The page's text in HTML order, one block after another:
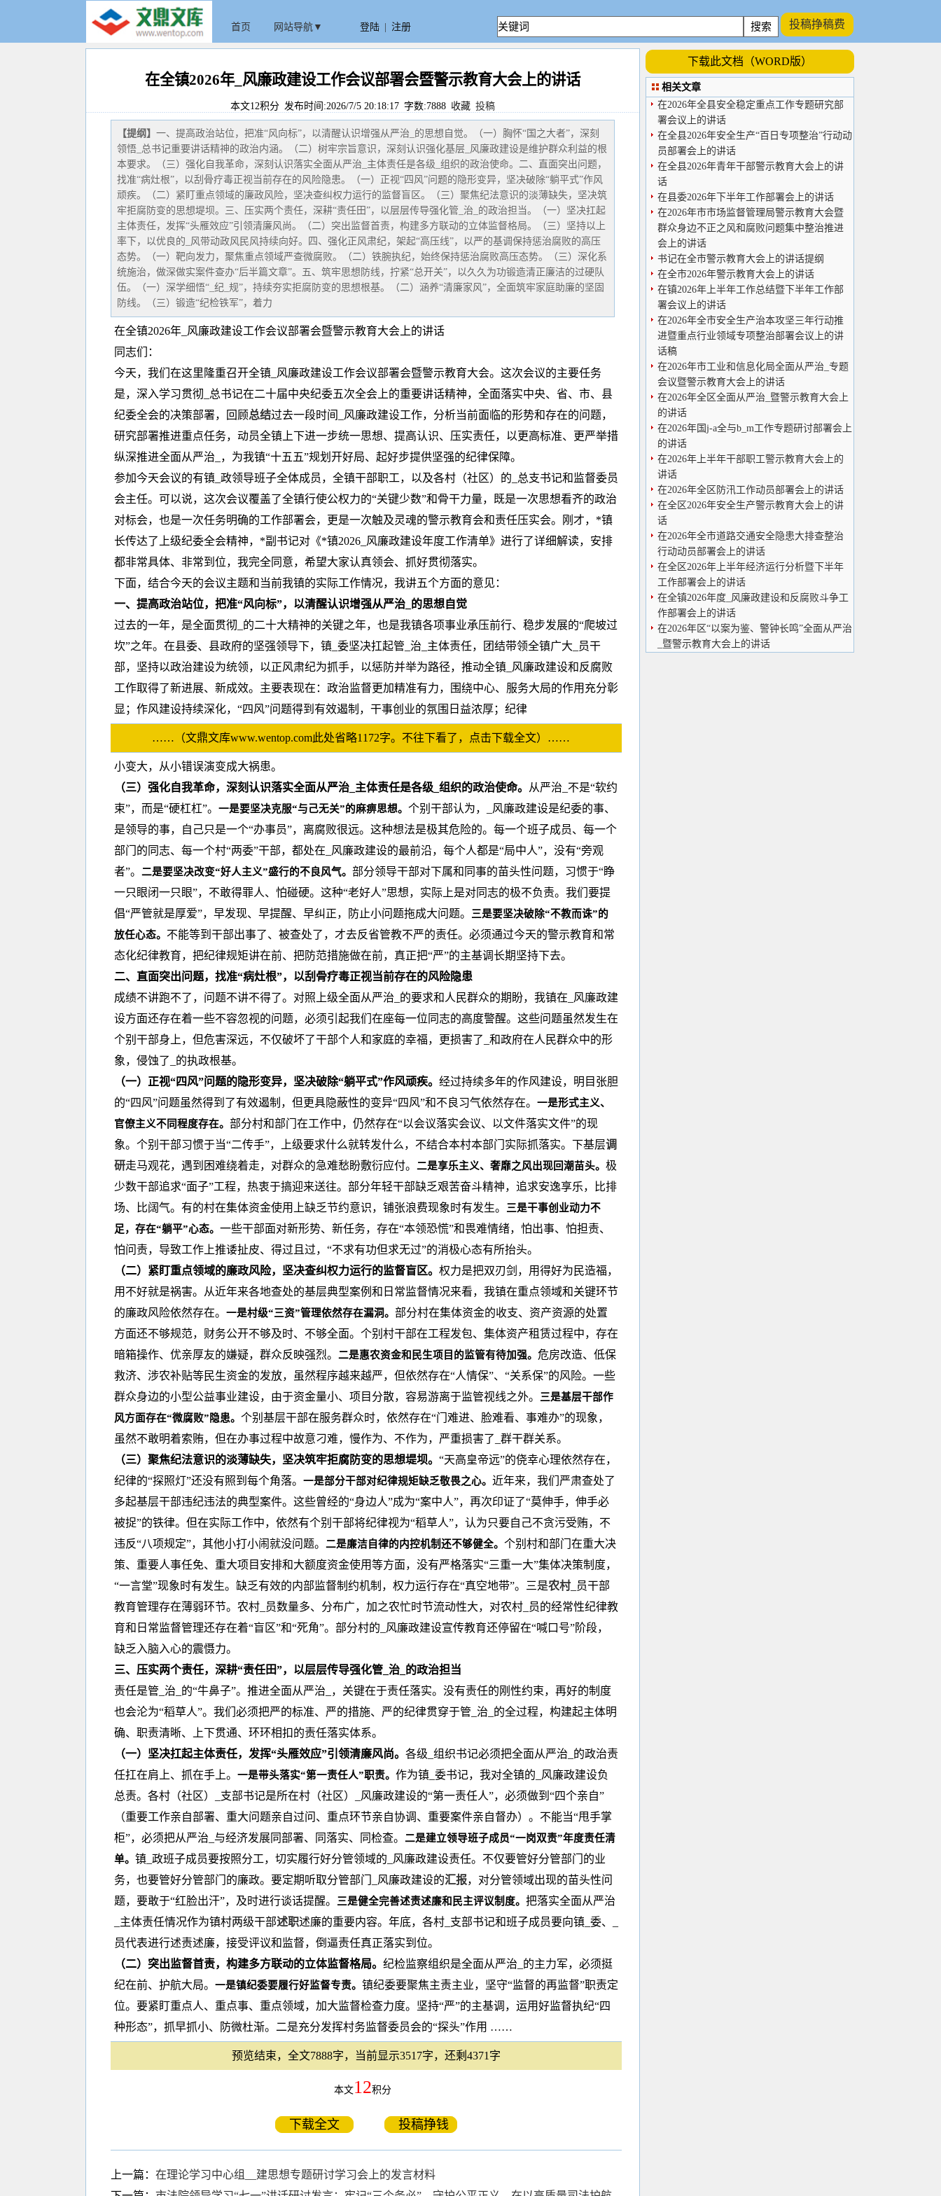
首页 网站导航▼ 登陆 注册 投稿挣稿费
在全镇2026年_风廉政建设工作会议部署会暨警示教育大会上的讲话
本文12积分 发布时间:2026/7/5 20:18:17 字数:7888 收藏 投稿
【提纲】 一、提高政治站位，把准“风向标”，以清醒认识增强从严治_的思想自觉。（一）胸怀“国之大者”，深刻
领悟_总书记重要讲话精神的政治内涵。（二）树牢宗旨意识，深刻认识强化基层_风廉政建设是维护群众利益的根
本要求。（三）强化自我革命，深刻认识落实全面从严治_主体责任是各级_组织的政治使命。二、直面突出问题，
找准“病灶根”，以刮骨疗毒正视当前存在的风险隐患。（一）正视“四风”问题的隐形变异，坚决破除“躺平式”作风
顽疾。（二）紧盯重点领域的廉政风险，坚决查纠权力运行的监督盲区。（三）聚焦纪法意识的淡薄缺失，坚决筑
牢拒腐防变的思想堤坝。三、压实两个责任，深耕“责任田”，以层层传导强化管_治_的政治担当。（一）坚决扛起
主体责任，发挥“头雁效应”引领清廉风尚。（二）突出监督首责，构建多方联动的立体监督格局。（三）坚持以上
率下，以优良的_风带动政风民风持续向好。四、强化正风肃纪，架起“高压线”，以严的基调保持惩治腐败的高压
态势。（一）靶向发力，聚焦重点领域严查微腐败。（二）铁腕执纪，始终保持惩治腐败高压态势。（三）深化系
统施治，做深做实案件查办“后半篇文章”。五、筑牢思想防线，拧紧“总开关”，以久久为功锻造清正廉洁的过硬队
伍。（一）深学细悟“_纪_规”，持续夯实拒腐防变的思想根基。（二）涵养“清廉家风”，全面筑牢家庭助廉的坚固
防线。（三）锻造“纪检铁军”，着力
在全镇2026年_风廉政建设工作会议部署会暨警示教育大会上的讲话
同志们：
今天，我们在这里隆重召开全镇_风廉政建设工作会议部署会暨警示教育大会。这次会议的主要任务
是，深入学习贯彻_总书记在二十届中央纪委五次全会上的重要讲话精神，全面落实中央、省、市、县
纪委全会的决策部署，回顾总结过去一段时间_风廉政建设工作，分析当前面临的形势和存在的问题，
研究部署推进重点任务，动员全镇上下进一步统一思想、提高认识、压实责任，以更高标准、更严举措
纵深推进全面从严治_，为我镇“十五五”规划开好局、起好步提供坚强的纪律保障。
参加今天会议的有镇_政领导班子全体成员，全镇干部职工，以及各村（社区）的_总支书记和监督委员
会主任。可以说，这次会议覆盖了全镇行使公权力的“关键少数”和骨干力量，既是一次思想看齐的政治
对标会，也是一次任务明确的工作部署会，更是一次触及灵魂的警示教育会和责任压实会。刚才，*镇
长传达了上级纪委全会精神，*副书记对《*镇2026_风廉政建设年度工作清单》进行了详细解读，安排
都非常具体、非常到位，我完全同意，希望大家认真领会、抓好贯彻落实。
下面，结合今天的会议主题和当前我镇的实际工作情况，我讲五个方面的意见：
一、提高政治站位，把准“风向标”，以清醒认识增强从严治_的思想自觉
过去的一年，是全面贯彻_的二十大精神的关键之年，也是我镇各项事业承压前行、稳步发展的“爬坡过
坎”之年。在县委、县政府的坚强领导下，镇_委坚决扛起管_治_主体责任，团结带领全镇广大_员干
部，坚持以政治建设为统领，以正风肃纪为抓手，以惩防并举为路径，推动全镇_风廉政建设和反腐败
工作取得了新进展、新成效。主要表现在：政治监督更加精准有力，围绕中心、服务大局的作用充分彰
显；作风建设持续深化，“四风”问题得到有效遏制，干事创业的氛围日益浓厚；纪律
……（文鼎文库www.wentop.com此处省略1172字。不往下看了，点击下载全文）……
小变大，从小错误演变成大祸患。
（三）强化自我革命，深刻认识落实全面从严治_主体责任是各级_组织的政治使命。
从严治_不是“软约
束”，而是“硬杠杠”。 一是要坚决克服“与己无关”的麻痹思想。 个别干部认为，_风廉政建设是纪委的事、
是领导的事，自己只是一个“办事员”，离腐败很远。这种想法是极其危险的。每一个班子成员、每一个
部门的同志、每一个村“两委”干部，都处在_风廉政建设的最前沿，每个人都是“局中人”，没有“旁观
者”。 二是要坚决改变“好人主义”盛行的不良风气。 部分领导干部对下属和同事的苗头性问题，习惯于“睁
一只眼闭一只眼”，不敢得罪人、怕碰硬。这种“老好人”思想，实际上是对同志的极不负责。我们要提
倡“严管就是厚爱”，早发现、早提醒、早纠正，防止小问题拖成大问题。 三是要坚决破除“不教而诛”的
放任心态。 不能等到干部出事了、被查处了，才去反省管教不严的责任。必须通过今天的警示教育和常
态化纪律教育，把纪律规矩讲在前、把防范措施做在前，真正把“严”的主基调长期坚持下去。
二、直面突出问题，找准“病灶根”，以刮骨疗毒正视当前存在的风险隐患
成绩不讲跑不了，问题不讲不得了。对照上级全面从严治_的要求和人民群众的期盼，我镇在_风廉政建
设方面还存在着一些不容忽视的问题，必须引起我们在座每一位同志的高度警醒。这些问题虽然发生在
个别干部身上，但危害深远，不仅破坏了干部个人和家庭的幸福，更损害了_和政府在人民群众中的形
象，侵蚀了_的执政根基。
（一）正视“四风”问题的隐形变异，坚决破除“躺平式”作风顽疾。 经过持续多年的作风建设，明目张胆
的“四风”问题虽然得到了有效遏制，但更具隐蔽性的变异“四风”和不良习气依然存在。 一是形式主义、
官僚主义不同程度存在。 部分村和部门在工作中，仍然存在“以会议落实会议、以文件落实文件”的现
象。个别干部习惯于当“二传手”，上级要求什么就转发什么，不结合本村本部门实际抓落实。下基层调
研走马观花，遇到困难绕着走，对群众的急难愁盼敷衍应付。 二是享乐主义、奢靡之风出现回潮苗头。 极
少数干部追求“面子”工程，热衷于搞迎来送往。部分年轻干部缺乏艰苦奋斗精神，追求安逸享乐，比排
场、比阔气。有的村在集体资金使用上缺乏节约意识，铺张浪费现象时有发生。 三是干事创业动力不
足，存在“躺平”心态。 一些干部面对新形势、新任务，存在“本领恐慌”和畏难情绪，怕出事、怕担责、
怕问责，导致工作上推诿扯皮、得过且过，“不求有功但求无过”的消极心态有所抬头。
（二）紧盯重点领域的廉政风险，坚决查纠权力运行的监督盲区。 权力是把双刃剑，用得好为民造福，
用不好就是祸害。从近年来各地查处的基层典型案例和日常监督情况来看，我镇在重点领域和关键环节
的廉政风险依然存在。 一是村级“三资”管理依然存在漏洞。 部分村在集体资金的收支、资产资源的处置
方面还不够规范，财务公开不够及时、不够全面。个别村干部在工程发包、集体资产租赁过程中，存在
暗箱操作、优亲厚友的嫌疑，群众反映强烈。 二是惠农资金和民生项目的监管有待加强。 危房改造、低保
救济、涉农补贴等民生资金的发放，虽然程序越来越严，但依然存在“人情保”、“关系保”的风险。一些
群众身边的小型公益事业建设，由于资金量小、项目分散，容易游离于监管视线之外。 三是基层干部作
风方面存在“微腐败”隐患。 个别基层干部在服务群众时，依然存在“门难进、脸难看、事难办”的现象，
虽然不敢明着索贿，但在办事过程中故意刁难，慢作为、不作为，严重损害了_群干群关系。
（三）聚焦纪法意识的淡薄缺失，坚决筑牢拒腐防变的思想堤坝。 “天高皇帝远”的侥幸心理依然存在，
纪律的“探照灯”还没有照到每个角落。 一是部分干部对纪律规矩缺乏敬畏之心。 近年来，我们严肃查处了
多起基层干部违纪违法的典型案件。这些曾经的“身边人”成为“案中人”，再次印证了“莫伸手，伸手必
被捉”的铁律。但在实际工作中，依然有个别干部将纪律视为“稻草人”，认为只要自己不贪污受贿，不
违反“八项规定”，其他小打小闹就没问题。 二是廉洁自律的内控机制还不够健全。 个别村和部门在重大决
策、重要人事任免、重大项目安排和大额度资金使用等方面，没有严格落实“三重一大”集体决策制度，
“一言堂”现象时有发生。缺乏有效的内部监督制约机制，权力运行存在“真空地带”。三是农村 _员干部
教育管理存在薄弱环节。农村_员数量多、分布广，加之农忙时节流动性大，对农村_员的经常性纪律教
育和日常监督管理还存在着“盲区”和“死角”。部分村的_风廉政建设宣传教育还停留在“喊口号”阶段，
缺乏入脑入心的震慑力。
三、压实两个责任，深耕“责任田”，以层层传导强化管_治_的政治担当
责任是管_治_的“牛鼻子”。推进全面从严治_，关键在于责任落实。没有责任的刚性约束，再好的制度
也会沦为“稻草人”。我们必须把严的标准、严的措施、严的纪律贯穿于管_治_的全过程，构建起主体明
确、职责清晰、上下贯通、环环相扣的责任落实体系。
（一）坚决扛起主体责任，发挥“头雁效应”引领清廉风尚。 各级_组织书记必须把全面从严治_的政治责
任扛在肩上、抓在手上。 一是带头落实“第一责任人”职责。 作为镇_委书记，我对全镇的_风廉政建设负
总责。各村（社区）_支部书记是所在村（社区）_风廉政建设的“第一责任人”，必须做到“四个亲自”
（重要工作亲自部署、重大问题亲自过问、重点环节亲自协调、重要案件亲自督办）。不能当“甩手掌
柜”，必须把从严治_与经济发展同部署、同落实、同检查。 二是建立领导班子成员“一岗双责”年度责任清
单。 镇_政班子成员要按照分工，切实履行好分管领域的_风廉政建设责任。不仅要管好分管部门的业
务，也要管好分管部门的廉政。要定期听取分管部门_风廉政建设的汇报，对分管领域出现的苗头性问
题，要敢于“红脸出汗”，及时进行谈话提醒。 三是健全完善述责述廉和民主评议制度。 把落实全面从严治
_主体责任情况作为镇村两级干部述职述廉的重要内容。年底，各村_支部书记和班子成员要向镇_委、_
员代表进行述责述廉，接受评议和监督，倒逼责任真正落实到位。
（二）突出监督首责，构建多方联动的立体监督格局。 纪检监察组织是全面从严治_的主力军，必须挺
纪在前、护航大局。 一是镇纪委要履行好监督专责。 镇纪委要聚焦主责主业，坚守“监督的再监督”职责定
位。要紧盯重点人、重点事、重点领域，加大监督检查力度。坚持“严”的主基调，运用好监督执纪“四
种形态”，抓早抓小、防微杜渐。二是充分发挥村务监督委员会的“探头”作用 ……
预览结束，全文7888字，当前显示3517字，还剩4371字
本文12积分
下载全文 投稿挣钱
上一篇： 在理论学习中心组__建思想专题研讨学习会上的发言材料
下载此文档（WORD版）
相关文章
在2026年全县安全稳定重点工作专题研究部
署会议上的讲话
在全县2026年安全生产“百日专项整治”行动动
员部署会上的讲话
在全县2026年青年干部警示教育大会上的讲
话
在县委2026年下半年工作部署会上的讲话
在2026年市市场监督管理局警示教育大会暨
群众身边不正之风和腐败问题集中整治推进
会上的讲话
书记在全市警示教育大会上的讲话提纲
在全市2026年警示教育大会上的讲话
在镇2026年上半年工作总结暨下半年工作部
署会议上的讲话
在2026年全市安全生产治本攻坚三年行动推
进暨重点行业领域专项整治部署会议上的讲
话稿
在2026年市工业和信息化局全面从严治_专题
会议暨警示教育大会上的讲话
在2026年全区全面从严治_暨警示教育大会上
的讲话
在2026年国j-a全与b_m工作专题研讨部署会上
的讲话
在2026年上半年干部职工警示教育大会上的
讲话
在2026年全区防汛工作动员部署会上的讲话
在全区2026年安全生产警示教育大会上的讲
话
在2026年全市道路交通安全隐患大排查整治
行动动员部署会上的讲话
在全区2026年上半年经济运行分析暨下半年
工作部署会上的讲话
在全镇2026年度_风廉政建设和反腐败斗争工
作部署会上的讲话
在2026年区“以案为鉴、警钟长鸣”全面从严治
_暨警示教育大会上的讲话